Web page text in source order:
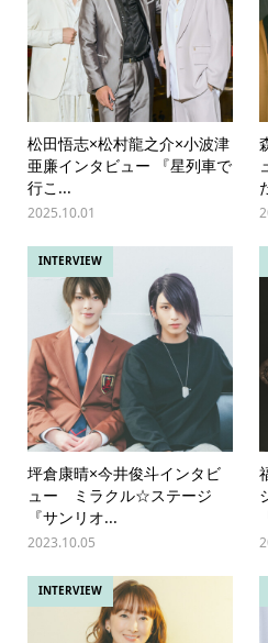
松田悟志×松村龍之介×小波津
亜廉インタビュー 『星列車で
行こ...
2025.10.01
INTERVIEW
坪倉康晴×今井俊斗インタビ
ュー ミラクル☆ステージ
『サンリオ...
2023.10.05
INTERVIEW